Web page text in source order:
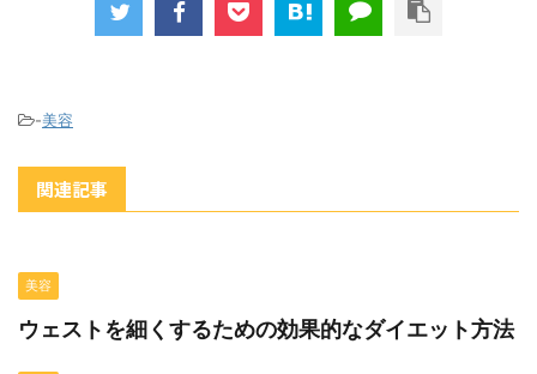
-美容
関連記事
美容
ウェストを細くするための効果的なダイエット方法